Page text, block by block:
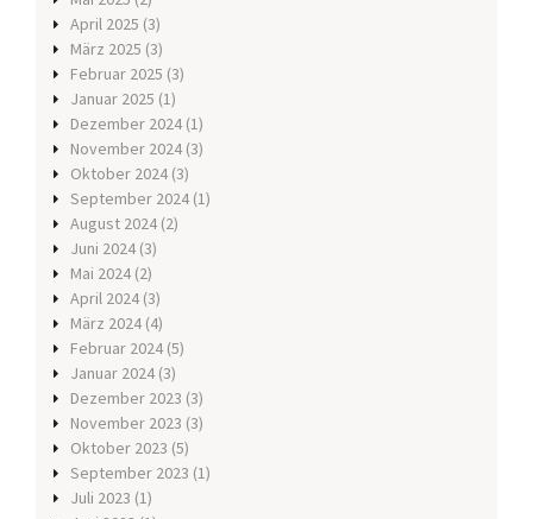
April 2025 (3)
März 2025 (3)
Februar 2025 (3)
Januar 2025 (1)
Dezember 2024 (1)
November 2024 (3)
Oktober 2024 (3)
September 2024 (1)
August 2024 (2)
Juni 2024 (3)
Mai 2024 (2)
April 2024 (3)
März 2024 (4)
Februar 2024 (5)
Januar 2024 (3)
Dezember 2023 (3)
November 2023 (3)
Oktober 2023 (5)
September 2023 (1)
Juli 2023 (1)